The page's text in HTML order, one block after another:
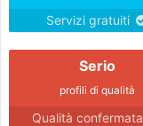
Servizi gratuiti
Serio
profili di qualità
Qualità confermata